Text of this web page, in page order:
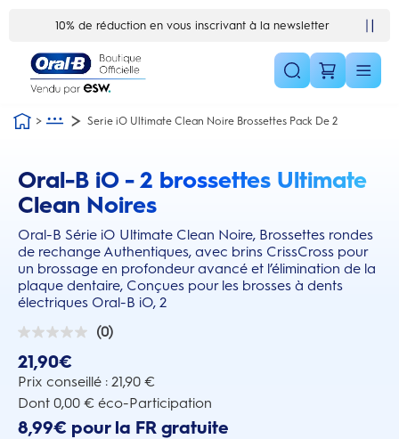
10% de réduction en vous inscrivant à la newsletter
Serie iO Ultimate Clean Noire Brossettes Pack De 2
Oral-B iO - 2 brossettes Ultimate
Clean Noires
Oral-B Série iO Ultimate Clean Noire, Brossettes rondes
de rechange Authentiques, avec brins CrissCross pour
un brossage en profondeur avancé et l’élimination de la
plaque dentaire, Conçues pour les brosses à dents
électriques Oral-B iO, 2
this action will scroll you to the reviews section
(0)
0.0
5
étoiles.
21,90€
Prix conseillé : 21,90 €
Dont 0,00 € éco-Participation
8,99€ pour la FR gratuite